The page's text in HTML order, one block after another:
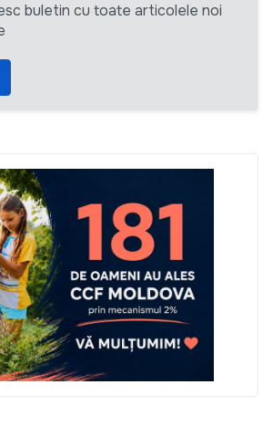
buletin cu toate articolele noi